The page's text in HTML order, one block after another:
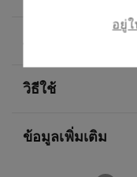
วิธีใช้
ข้อมูลเพิ่มเติม